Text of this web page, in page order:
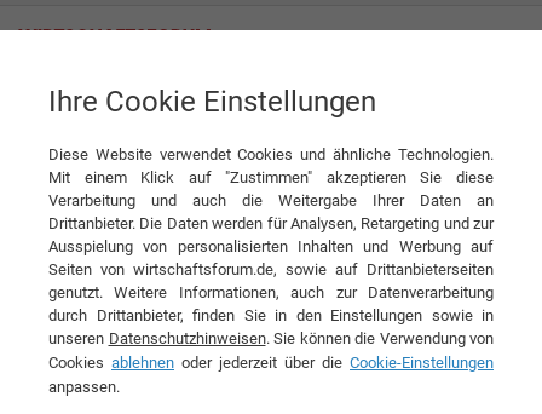
CEDA Chemicals GmbH
KONTAKT
Ihre Cookie Einstellungen
Diese Website verwendet Cookies und ähnliche Technologien.
Mit einem Klick auf "Zustimmen" akzeptieren Sie diese
Verarbeitung und auch die Weitergabe Ihrer Daten an
Drittanbieter. Die Daten werden für Analysen, Retargeting und zur
Ausspielung von personalisierten Inhalten und Werbung auf
Seiten von wirtschaftsforum.de, sowie auf Drittanbieterseiten
genutzt. Weitere Informationen, auch zur Datenverarbeitung
durch Drittanbieter, finden Sie in den Einstellungen sowie in
unseren Datenschutzhinweisen. Sie können die Verwendung von
Cookies ablehnen oder jederzeit über die Cookie-Einstellungen
anpassen.